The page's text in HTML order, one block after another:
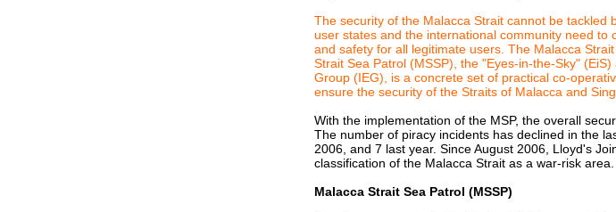
The security of the Malacca Strait cannot be tackled
user states and the international community need
and safety for all legitimate users. The Malacca
Strait Sea Patrol (MSSP), the "Eyes-in-the-Sky"
Group (IEG), is a concrete set of practical co-
ensure the security of the Straits of Malacca and
With the implementation of the MSP, the overall
The number of piracy incidents has declined in the
2006, and 7 last year. Since August 2006, Lloyd's
classification of the Malacca Strait as a war-risk area.
Malacca Strait Sea Patrol (MSSP)